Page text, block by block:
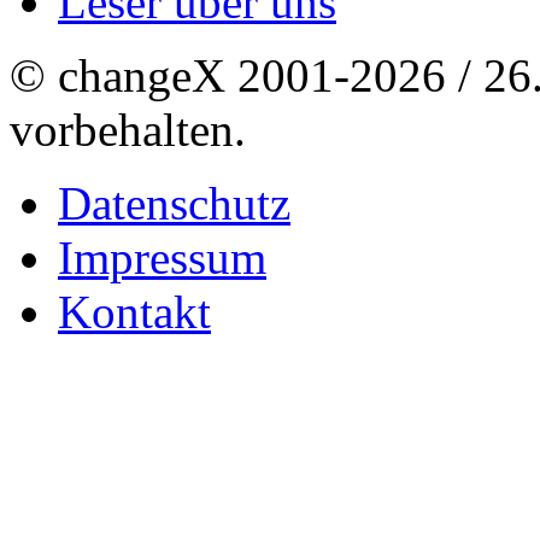
© changeX 2001-2026 /
vorbehalten.
Datenschutz
Impressum
Kontakt